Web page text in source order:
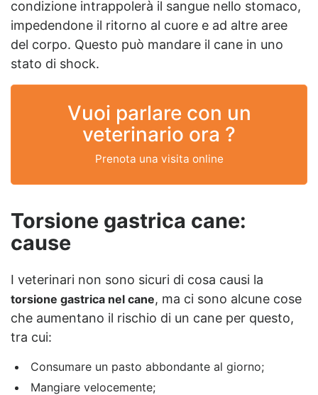
condizione intrappolerà il sangue nello stomaco,
impedendone il ritorno al cuore e ad altre aree
del corpo. Questo può mandare il cane in uno
stato di shock.
Vuoi parlare con un
veterinario ora ?
Prenota una visita online
Torsione gastrica cane:
cause
I veterinari non sono sicuri di cosa causi la
torsione gastrica nel cane, ma ci sono alcune cose
che aumentano il rischio di un cane per questo,
tra cui:
Consumare un pasto abbondante al giorno;
Mangiare velocemente;